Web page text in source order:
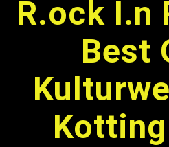
R.ock I.n
Best